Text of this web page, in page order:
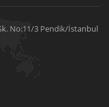
No:11/3 Pendik/İstanbul